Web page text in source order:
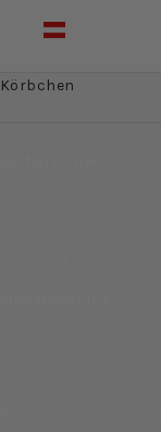
Körbchen